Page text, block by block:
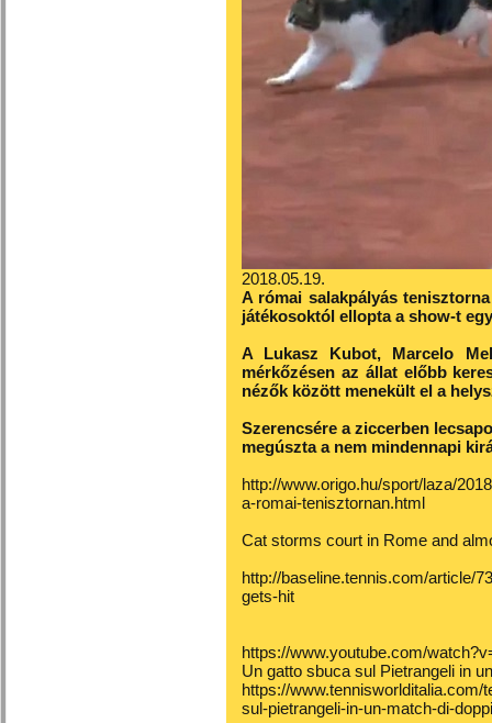
2018.05.19.
A római salakpályás
játékosoktól ellopta a show-t
A Lukasz Kubot, Marcelo
mérkőzésen az állat előbb
nézők között menekült el a
Szerencsére a ziccerben
megúszta a nem mindennapi
http://www.origo.hu/sport/laza/
a-romai-tenisztornan.html
Cat storms court in Rome and
http://baseline.tennis.com/article/
gets-hit
https://www.youtube.com/
Un gatto sbuca sul Pietrangeli in
https://
sul-pietrangeli-in-un-match-di-